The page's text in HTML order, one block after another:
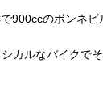
900ccのボンネビ
カルなバイクで